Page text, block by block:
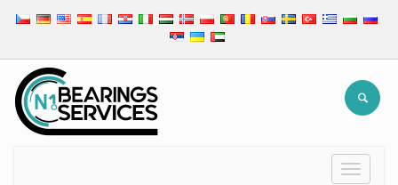
Toggle